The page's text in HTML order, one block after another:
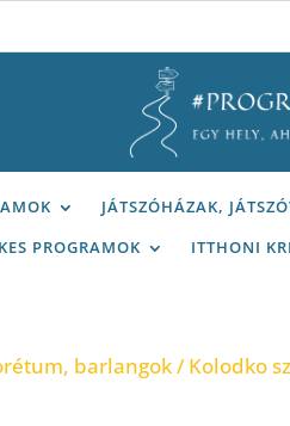
JÁTSZÓHÁZAK,
PROGRAMOK
ITTHONI
barlangok/Kolodko